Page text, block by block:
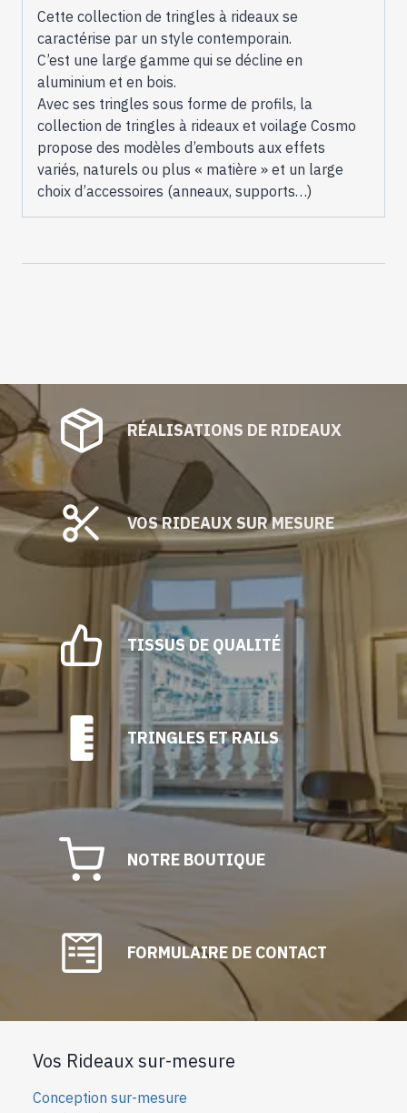
Cette collection de tringles à rideaux se
caractérise par un style contemporain.
C’est une large gamme qui se décline en
aluminium et en bois.
Avec ses tringles sous forme de profils, la
collection de tringles à rideaux et voilage Cosmo
propose des modèles d’embouts aux effets
variés, naturels ou plus « matière » et un large
choix d’accessoires (anneaux, supports…)
RÉALISATIONS DE RIDEAUX
VOS RIDEAUX SUR MESURE
TISSUS DE QUALITÉ
TRINGLES ET RAILS
NOTRE BOUTIQUE
FORMULAIRE DE CONTACT
Vos Rideaux sur-mesure
Conception sur-mesure